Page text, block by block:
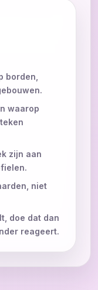
borden,
waarop
zijn aan
niet
doe dat dan
reageert.